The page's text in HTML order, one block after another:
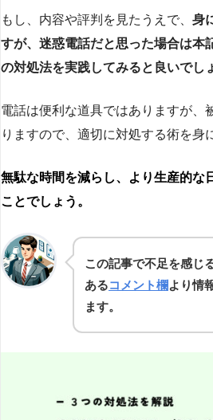
もし、内容や評判を見たうえで、 身
すが、迷惑電話だと思った場合は本
の対処法を実践してみると良いでし
電話は便利な道具ではありますが、
りますので、適切に対処する術を身
無駄な時間を減らし、より生産的な
ことでしょう。
この記事で不足を感じ
あるコメント欄より情
ます。